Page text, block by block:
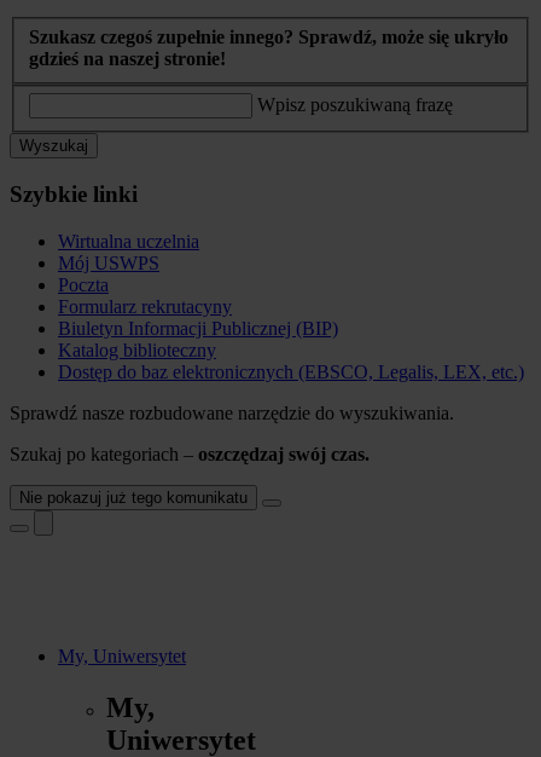
Szukasz czegoś zupełnie innego? Sprawdź, może się ukryło
gdzieś na naszej stronie!
Wpisz poszukiwaną frazę
Wyszukaj
Szybkie linki
Wirtualna uczelnia
Mój USWPS
Poczta
Formularz rekrutacyny
Biuletyn Informacji Publicznej (BIP)
Katalog biblioteczny
Dostęp do baz elektronicznych (EBSCO, Legalis, LEX, etc.)
Sprawdź nasze rozbudowane narzędzie do wyszukiwania.
Szukaj po kategoriach – oszczędzaj swój czas.
Nie pokazuj już tego komunikatu
My, Uniwersytet
My,
Uniwersytet